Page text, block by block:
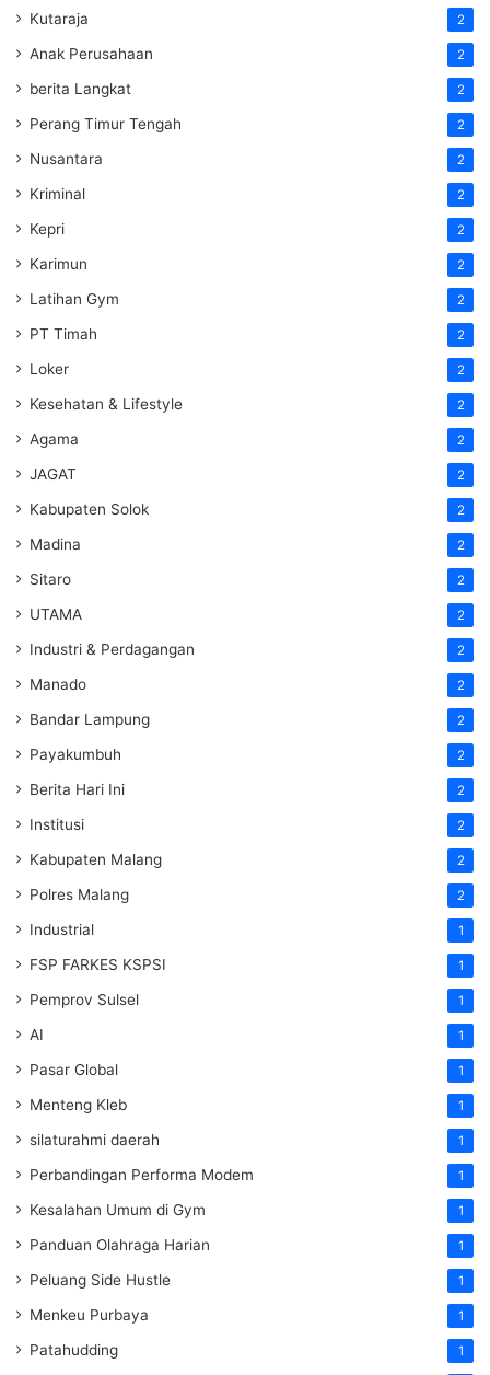
Kutaraja 2
Anak Perusahaan 2
berita Langkat 2
Perang Timur Tengah 2
Nusantara 2
Kriminal 2
Kepri 2
Karimun 2
Latihan Gym 2
PT Timah 2
Loker 2
Kesehatan & Lifestyle 2
Agama 2
JAGAT 2
Kabupaten Solok 2
Madina 2
Sitaro 2
UTAMA 2
Industri & Perdagangan 2
Manado 2
Bandar Lampung 2
Payakumbuh 2
Berita Hari Ini 2
Institusi 2
Kabupaten Malang 2
Polres Malang 2
Industrial 1
FSP FARKES KSPSI 1
Pemprov Sulsel 1
AI 1
Pasar Global 1
Menteng Kleb 1
silaturahmi daerah 1
Perbandingan Performa Modem 1
Kesalahan Umum di Gym 1
Panduan Olahraga Harian 1
Peluang Side Hustle 1
Menkeu Purbaya 1
Patahudding 1